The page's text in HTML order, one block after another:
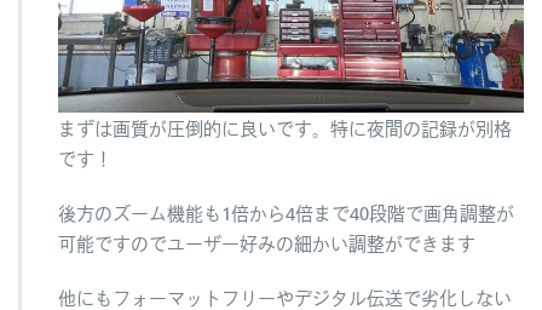
まずは画質が圧倒的に良いです。特に夜間の記録が別格
です！
後方のズーム機能も1倍から4倍まで40段階で画角調整が
可能ですのでユーザー好みの細かい調整ができます
他にもフォーマットフリーやデジタル伝送で劣化しない